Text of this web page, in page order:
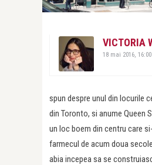
VICTORIA
18 mai 2016, 16:00
spun despre unul din locurile
din Toronto, si anume Queen
un loc boem din centru care
farmecul de acum doua
abia incepea sa se